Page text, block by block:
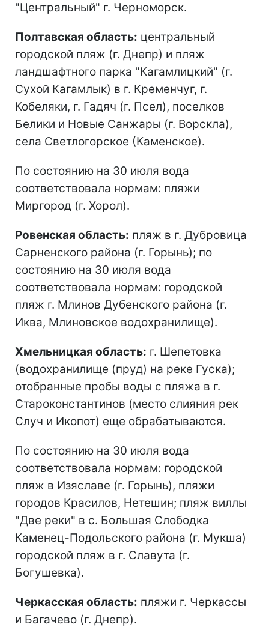
"Центральный" г. Черноморск.
Полтавская область: центральный
городской пляж (г. Днепр) и пляж
ландшафтного парка "Кагамлицкий" (г.
Сухой Кагамлык) в г. Кременчуг, г.
Кобеляки, г. Гадяч (г. Псел), поселков
Белики и Новые Санжары (г. Ворскла),
села Светлогорское (Каменское).
По состоянию на 30 июля вода
соответствовала нормам: пляжи
Миргород (г. Хорол).
Ровенская область: пляж в г. Дубровица
Сарненского района (г. Горынь); по
состоянию на 30 июля вода
соответствовала нормам: городской
пляж г. Млинов Дубенского района (г.
Иква, Млиновское водохранилище).
Хмельницкая область: г. Шепетовка
(водохранилище (пруд) на реке Гуска);
отобранные пробы воды с пляжа в г.
Староконстантинов (место слияния рек
Случ и Икопот) еще обрабатываются.
По состоянию на 30 июля вода
соответствовала нормам: городской
пляж в Изяславе (г. Горынь), пляжи
городов Красилов, Нетешин; пляж виллы
"Две реки" в с. Большая Слободка
Каменец-Подольского района (г. Мукша)
городской пляж в г. Славута (г.
Богушевка).
Черкасская область: пляжи г. Черкассы
и Багачево (г. Днепр).